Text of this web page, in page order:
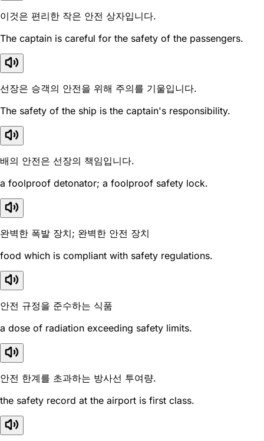
이것은 편리한 작은 안전 상자입니다.
The captain is careful for the safety of the passengers.
선장은 승객의 안전을 위해 주의를 기울입니다.
The safety of the ship is the captain's responsibility.
배의 안전은 선장의 책임입니다.
a foolproof detonator; a foolproof safety lock.
완벽한 폭발 장치; 완벽한 안전 장치
food which is compliant with safety regulations.
안전 규정을 준수하는 식품
a dose of radiation exceeding safety limits.
안전 한계를 초과하는 방사선 투여량.
the safety record at the airport is first class.